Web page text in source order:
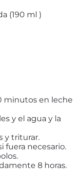
(190 ml )
minutos en leche
y el agua y la
y triturar.
fuera necesario.
8 horas.